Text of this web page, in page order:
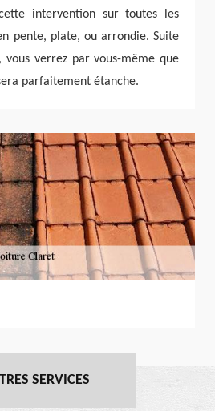
intervention sur toutes les
pente, plate, ou arrondie. Suite
verrez par vous-même que
parfaitement étanche.
SERVICES